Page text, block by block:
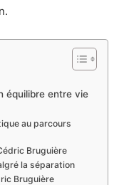
équilibre entre vie
au parcours
Bruguière
la séparation
Bruguière